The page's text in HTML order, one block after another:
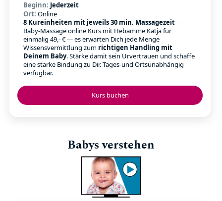
Kurs buchen
Beginn: Jederzeit
Ort: Online
8 Kureinheiten mit jeweils 30 min. Massagezeit---
Baby-Massage online Kurs mit Hebamme Katja für
einmalig 49,- € --- es erwarten Dich jede Menge
Wissensvermittlung zum richtigen Handling mit
Deinem Baby. Stärke damit sein Urvertrauen und schaffe
eine starke Bindung zu Dir. Tages-und Ortsunabhängig
verfügbar.
Babys verstehen